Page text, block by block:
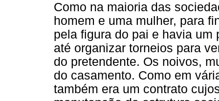
Como na maioria das
homem e uma mulher, para
pela figura do pai e havia um
até organizar torneios para
do pretendente. Os noivos,
do casamento. Como em
também era um contrato